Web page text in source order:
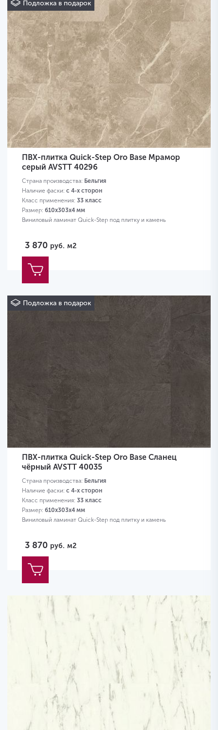
Подложка в подарок
ПВХ-плитка Quick-Step Oro Base Мрамор
серый AVSTT 40296
Страна производства: Бельгия
Наличие фаски: с 4-х сторон
Класс применения: 33 класс
Размер: 610х303х4 мм
Виниловый ламинат Quick-Step под плитку и камень
3 870 руб. м2
Подложка в подарок
ПВХ-плитка Quick-Step Oro Base Сланец
чёрный AVSTT 40035
Страна производства: Бельгия
Наличие фаски: с 4-х сторон
Класс применения: 33 класс
Размер: 610х303х4 мм
Виниловый ламинат Quick-Step под плитку и камень
3 870 руб. м2